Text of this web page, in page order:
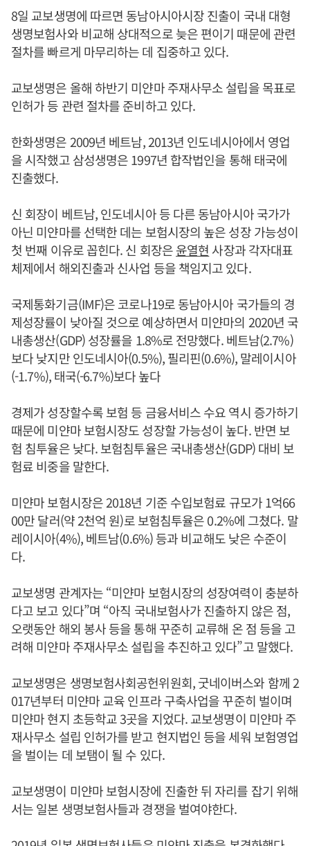
8일 교보생명에 따르면 동남아시아시장 진출이 국내 대형
생명보험사와 비교해 상대적으로 늦은 편이기 때문에 관련
절차를 빠르게 마무리하는 데 집중하고 있다.
교보생명은 올해 하반기 미얀마 주재사무소 설립을 목표로
인허가 등 관련 절차를 준비하고 있다.
한화생명은 2009년 베트남, 2013년 인도네시아에서 영업
을 시작했고 삼성생명은 1997년 합작법인을 통해 태국에
진출했다.
신 회장이 베트남, 인도네시아 등 다른 동남아시아 국가가
아닌 미얀마를 선택한 데는 보험시장의 높은 성장 가능성이
첫 번째 이유로 꼽힌다. 신 회장은윤열현 사장과 각자대표
체제에서 해외진출과 신사업 등을 책임지고 있다.
국제통화기금(IMF)은 코로나19로 동남아시아 국가들의 경
제성장률이 낮아질 것으로 예상하면서 미얀마의 2020년 국
내총생산(GDP) 성장률을 1.8%로 전망했다. 베트남(2.7%)
보다 낮지만 인도네시아(0.5%), 필리핀(0.6%), 말레이시아
(-1.7%), 태국(-6.7%)보다 높다
경제가 성장할수록 보험 등 금융서비스 수요 역시 증가하기
때문에 미얀마 보험시장도 성장할 가능성이 높다. 반면 보
험 침투율은 낮다. 보험침투율은 국내총생산(GDP) 대비 보
험료 비중을 말한다.
미얀마 보험시장은 2018년 기준 수입보험료 규모가 1억66
00만 달러(약 2천억 원)로 보험침투율은 0.2%에 그쳤다. 말
레이시아(4%), 베트남(0.6%) 등과 비교해도 낮은 수준이
다.
교보생명 관계자는 “미얀마 보험시장의 성장여력이 충분하
다고 보고 있다”며 “아직 국내보험사가 진출하지 않은 점,
오랫동안 해외 봉사 등을 통해 꾸준히 교류해 온 점 등을 고
려해 미얀마 주재사무소 설립을 추진하고 있다”고 말했다.
교보생명은 생명보험사회공헌위원회, 굿네이버스와 함께 2
017년부터 미얀마 교육 인프라 구축사업을 꾸준히 벌이며
미얀마 현지 초등학교 3곳을 지었다. 교보생명이 미얀마 주
재사무소 설립 인허가를 받고 현지법인 등을 세워 보험영업
을 벌이는 데 보탬이 될 수 있다.
교보생명이 미얀마 보험시장에 진출한 뒤 자리를 잡기 위해
서는 일본 생명보험사들과 경쟁을 벌여야한다.